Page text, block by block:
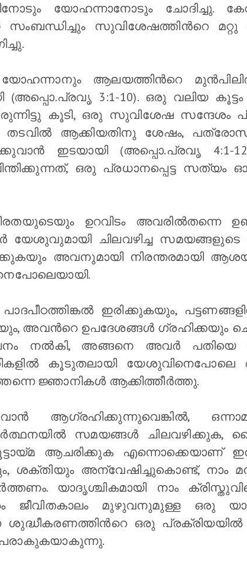
യോഹന്നാനോടും ചോദിച്ചു.
സുവിശേഷത്തിന്‍റെ മറ്റു
ആലയത്തിന്‍റെ
3:1-10). ഒരു വലിയ
കൂടി, ഒരു സുവിശേഷ സന്ദേശം
തടവില്‍ ആക്കിയതിനു ശേഷം,
ഇടയായി (അപ്പൊ.പ്രവൃ 4:1-
ഒരു പ്രധാനപ്പെട്ട സത്യം
ഉറവിടം അവരില്‍തന്നെ
യേശുവുമായി ചിലവഴിച്ച സമയങ്ങളുടെ
അവനുമായി നിരന്തരമായി
ഇരിക്കുകയും,
അവന്‍റെ ഉപദേശങ്ങള്‍ ഗ്രഹിക്കയും
നല്‍കി, അങ്ങനെ അവര്‍ പതിയെ
കൂടുതലായി യേശുവിനെപോലെ
ജ്ഞാനികള്‍ ആക്കിത്തീര്‍ത്തു.
ആഗ്രഹിക്കുന്നുവെങ്കില്‍,
സമയങ്ങള്‍ ചിലവഴിക്കുക,
ആചരിക്കുക എന്നൊക്കെയാണ്
ശക്തിയും അന്വേഷിച്ചുകൊണ്ട്, നാം
യാദൃശ്ചികമായി നാം
ജീവിതകാലം മുഴുവനുമുള്ള ഒരു
ശുദ്ധീകരണത്തിന്‍റെ ഒരു പ്രക്രിയയില്‍